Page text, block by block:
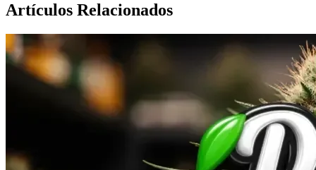
Artículos Relacionados